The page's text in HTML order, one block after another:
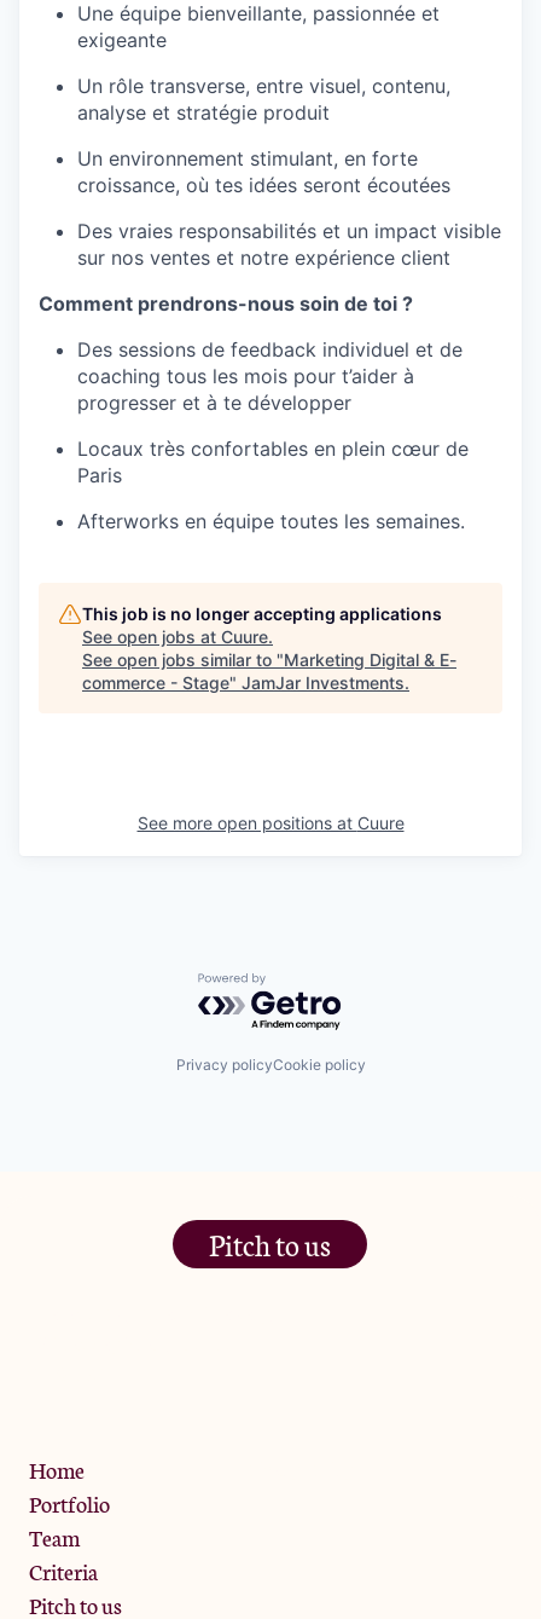
Une équipe bienveillante, passionnée et
exigeante
Un rôle transverse, entre visuel, contenu,
analyse et stratégie produit
Un environnement stimulant, en forte
croissance, où tes idées seront écoutées
Des vraies responsabilités et un impact visible
sur nos ventes et notre expérience client
Comment prendrons-nous soin de toi ?
Des sessions de feedback individuel et de
coaching tous les mois pour t’aider à
progresser et à te développer
Locaux très confortables en plein cœur de
Paris
Afterworks en équipe toutes les semaines.
This job is no longer accepting applications
See open jobs at Cuure.
See open jobs similar to "Marketing Digital & E-
commerce - Stage" JamJar Investments.
See more open positions at Cuure
Powered by Getro.com
Privacy policyCookie policy
Pitch to us
Home
Portfolio
Team
Criteria
Pitch to us